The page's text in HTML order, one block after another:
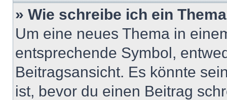
» Wie schreibe ich ein
Um eine neues Thema in
entsprechende Symbol,
Beitragsansicht. Es könnte
ist, bevor du einen Beitrag